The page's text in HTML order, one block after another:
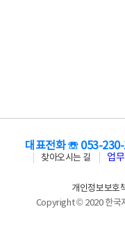
대표전화 ☏ 053-
찾아오시는 길
업
개인정보보호
Copyright © 2020 한국